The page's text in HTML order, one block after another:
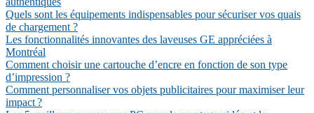
Quels sont les équipements indispensables pour sécuriser vos quais
de chargement ?
Les fonctionnalités innovantes des laveuses GE appréciées à
Montréal
Comment choisir une cartouche d’encre en fonction de son type
d’impression ?
Comment personnaliser vos objets publicitaires pour maximiser leur
impact ?